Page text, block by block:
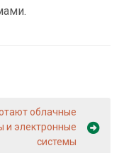
облачные
и электронные
системы